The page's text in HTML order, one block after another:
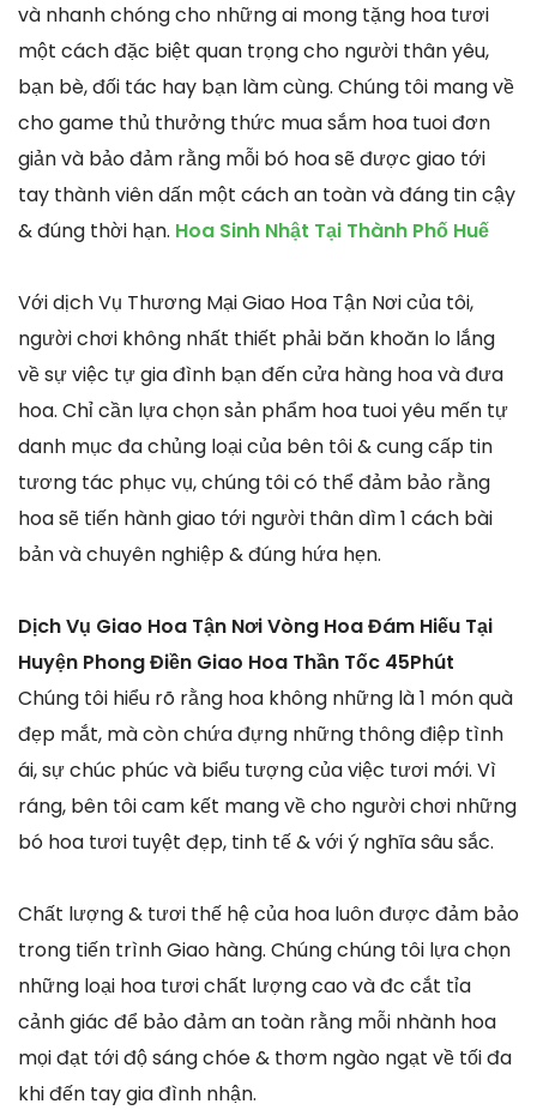
và nhanh chóng cho những ai mong tặng hoa tươi
một cách đặc biệt quan trọng cho người thân yêu,
bạn bè, đối tác hay bạn làm cùng. Chúng tôi mang về
cho game thủ thưởng thức mua sắm hoa tuoi đơn
giản và bảo đảm rằng mỗi bó hoa sẽ được giao tới
tay thành viên dấn một cách an toàn và đáng tin cậy
& đúng thời hạn. Hoa Sinh Nhật Tại Thành Phố Huế
Với dịch Vụ Thương Mại Giao Hoa Tận Nơi của tôi,
người chơi không nhất thiết phải băn khoăn lo lắng
về sự việc tự gia đình bạn đến cửa hàng hoa và đưa
hoa. Chỉ cần lựa chọn sản phẩm hoa tuoi yêu mến tự
danh mục đa chủng loại của bên tôi & cung cấp tin
tương tác phục vụ, chúng tôi có thể đảm bảo rằng
hoa sẽ tiến hành giao tới người thân dìm 1 cách bài
bản và chuyên nghiệp & đúng hứa hẹn.
Dịch Vụ Giao Hoa Tận Nơi Vòng Hoa Đám Hiếu Tại
Huyện Phong Điền Giao Hoa Thần Tốc 45Phút
Chúng tôi hiểu rõ rằng hoa không những là 1 món quà
đẹp mắt, mà còn chứa đựng những thông điệp tình
ái, sự chúc phúc và biểu tượng của việc tươi mới. Vì
ráng, bên tôi cam kết mang về cho người chơi những
bó hoa tươi tuyệt đẹp, tinh tế & với ý nghĩa sâu sắc.
Chất lượng & tươi thế hệ của hoa luôn được đảm bảo
trong tiến trình Giao hàng. Chúng chúng tôi lựa chọn
những loại hoa tươi chất lượng cao và đc cắt tỉa
cảnh giác để bảo đảm an toàn rằng mỗi nhành hoa
mọi đạt tới độ sáng chóe & thơm ngào ngạt về tối đa
khi đến tay gia đình nhận.